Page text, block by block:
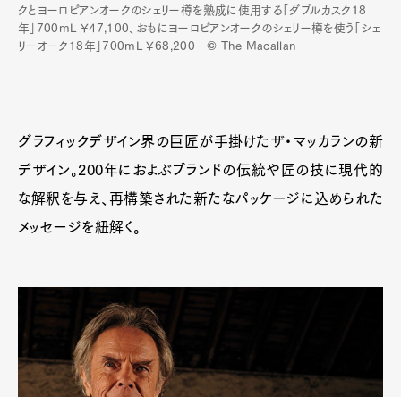
クとヨーロピアンオークのシェリー樽を熟成に使用する「ダブルカスク18
年」700mL ¥47,100、おもにヨーロピアンオークのシェリー樽を使う「シェ
リーオーク18年」700mL ¥68,200 © The Macallan
グラフィックデザイン界の巨匠が手掛けたザ・マッカランの新
デザイン。200年におよぶブランドの伝統や匠の技に現代的
な解釈を与え、再構築された新たなパッケージに込められた
メッセージを紐解く。